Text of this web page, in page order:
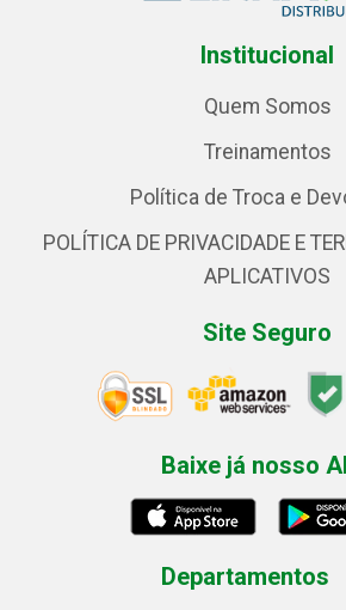
Institucional
Quem Somos
Treinamentos
Política de Troca e
POLÍTICA DE PRIVACIDADE E
APLICATIVOS
Site Seguro
Baixe já nosso
Departamentos